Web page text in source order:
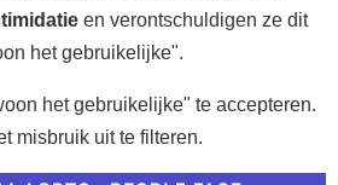
en verontschuldigen ze dit
het gebruikelijke".
het gebruikelijke" te accepteren.
misbruik uit te filteren.